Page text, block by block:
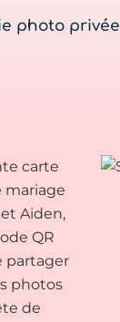
photo privée